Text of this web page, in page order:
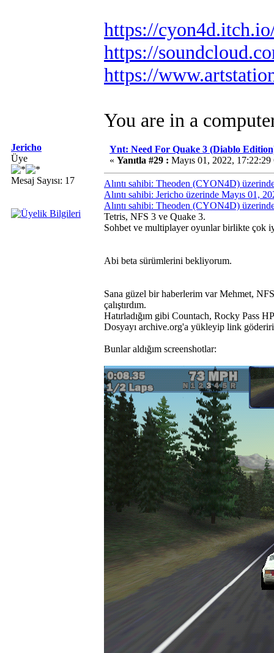
https://
https://
https://
You are in a
Jericho
Üye
Mesaj Sayısı: 17
Ynt: Need For Quake 3 (Diablo
« Yanıtla #29 : Mayıs 01, 2022, 17:22:29
Alıntı sahibi: Theoden (CYON4D)
Alıntı sahibi: Jericho üzerinde Mayıs 01,
Alıntı sahibi: Theoden (CYON4D)
Tetris, NFS 3 ve Quake 3.
Sohbet ve multiplayer oyunlar birlikte çok
Abi beta sürümlerini bekliyorum.
Sana güzel bir haberlerim var Mehmet,
çalıştırdım.
Hatırladığım gibi Countach, Rocky Pass
Dosyayı archive.org'a yükleyip link
Bunlar aldığım screenshotlar: